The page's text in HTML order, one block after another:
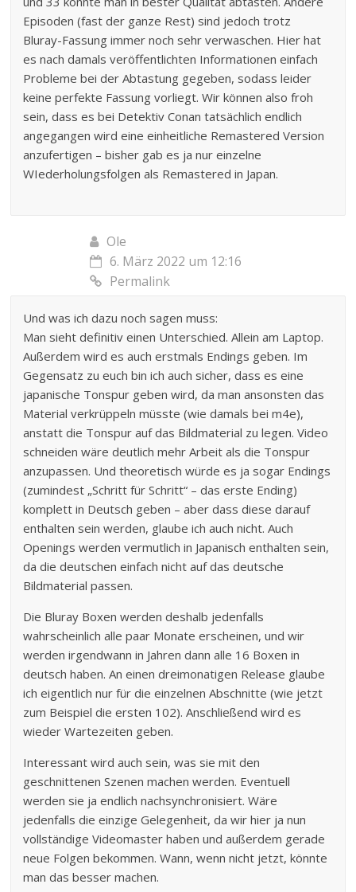
Episoden (fast der ganze Rest) sind jedoch trotz
Bluray-Fassung immer noch sehr verwaschen. Hier hat
es nach damals veröffentlichten Informationen einfach
Probleme bei der Abtastung gegeben, sodass leider
keine perfekte Fassung vorliegt. Wir können also froh
sein, dass es bei Detektiv Conan tatsächlich endlich
angegangen wird eine einheitliche Remastered Version
anzufertigen – bisher gab es ja nur einzelne
WIederholungsfolgen als Remastered in Japan.
Ole
6. März 2022 um 12:16
Permalink
Und was ich dazu noch sagen muss:
Man sieht definitiv einen Unterschied. Allein am Laptop.
Außerdem wird es auch erstmals Endings geben. Im
Gegensatz zu euch bin ich auch sicher, dass es eine
japanische Tonspur geben wird, da man ansonsten das
Material verkrüppeln müsste (wie damals bei m4e),
anstatt die Tonspur auf das Bildmaterial zu legen. Video
schneiden wäre deutlich mehr Arbeit als die Tonspur
anzupassen. Und theoretisch würde es ja sogar Endings
(zumindest „Schritt für Schritt“ – das erste Ending)
komplett in Deutsch geben – aber dass diese darauf
enthalten sein werden, glaube ich auch nicht. Auch
Openings werden vermutlich in Japanisch enthalten sein,
da die deutschen einfach nicht auf das deutsche
Bildmaterial passen.
Die Bluray Boxen werden deshalb jedenfalls
wahrscheinlich alle paar Monate erscheinen, und wir
werden irgendwann in Jahren dann alle 16 Boxen in
deutsch haben. An einen dreimonatigen Release glaube
ich eigentlich nur für die einzelnen Abschnitte (wie jetzt
zum Beispiel die ersten 102). Anschließend wird es
wieder Wartezeiten geben.
Interessant wird auch sein, was sie mit den
geschnittenen Szenen machen werden. Eventuell
werden sie ja endlich nachsynchronisiert. Wäre
jedenfalls die einzige Gelegenheit, da wir hier ja nun
vollständige Videomaster haben und außerdem gerade
neue Folgen bekommen. Wann, wenn nicht jetzt, könnte
man das besser machen.